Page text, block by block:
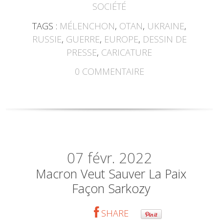
SOCIÉTÉ
TAGS : MÉLENCHON, OTAN, UKRAINE,
RUSSIE, GUERRE, EUROPE, DESSIN DE
PRESSE, CARICATURE
0 COMMENTAIRE
07 févr. 2022
Macron Veut Sauver La Paix
Façon Sarkozy
SHARE